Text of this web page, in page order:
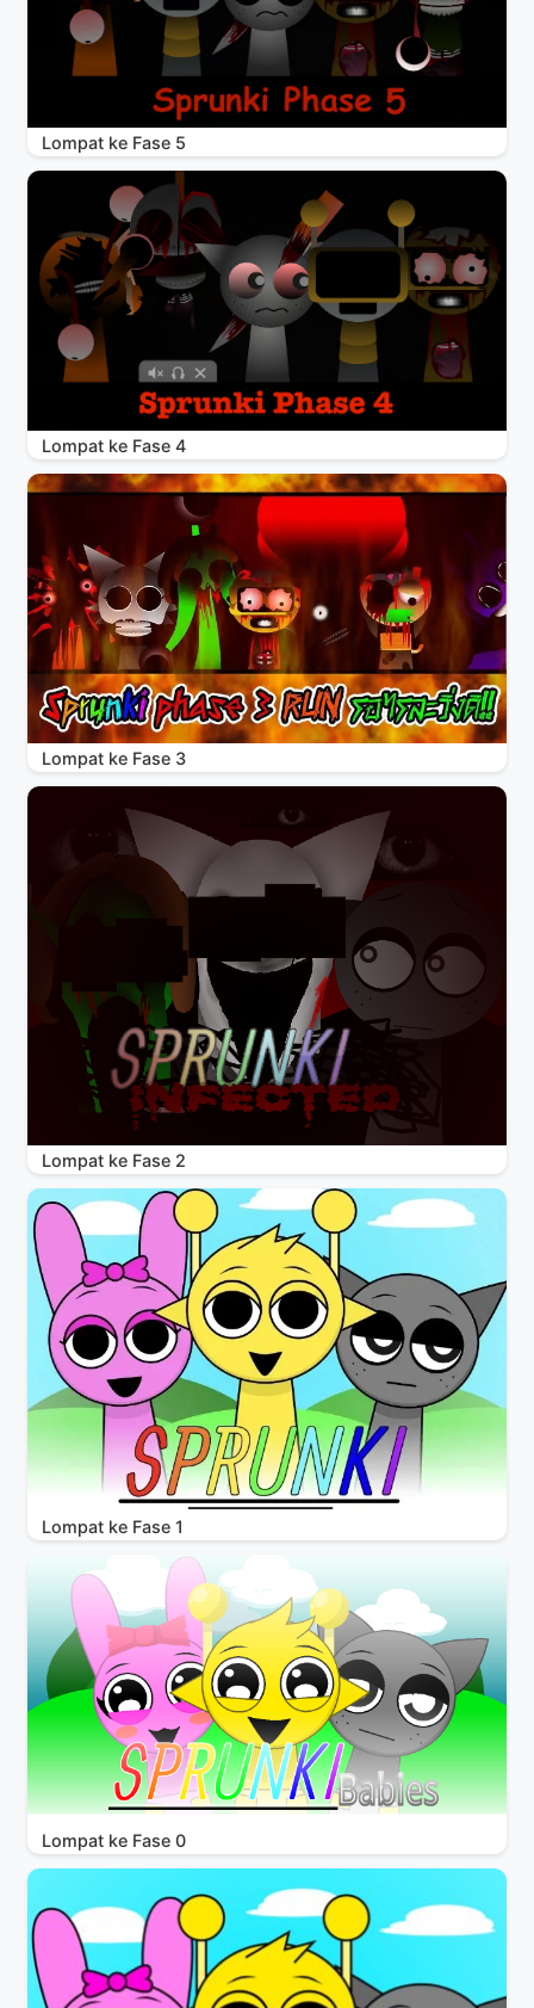
Lompat ke Fase 5
Lompat ke Fase 4
Lompat ke Fase 3
Lompat ke Fase 2
Lompat ke Fase 1
Lompat ke Fase 0